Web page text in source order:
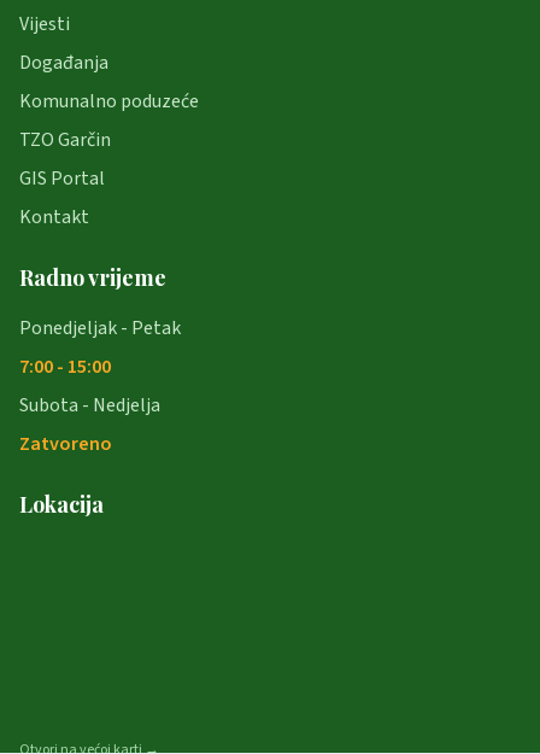
Vijesti
Događanja
Komunalno poduzeće
TZO Garčin
GIS Portal
Kontakt
Radno vrijeme
Ponedjeljak - Petak
7:00 - 15:00
Subota - Nedjelja
Zatvoreno
Lokacija
Otvori na većoj karti →